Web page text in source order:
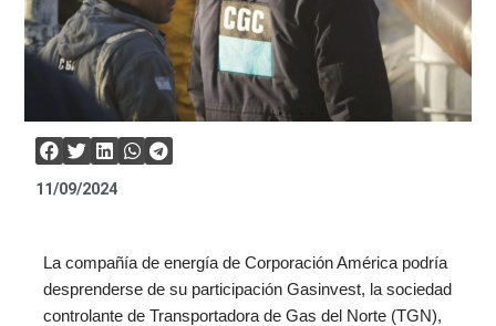
11/09/2024
La compañía de energía de Corporación América podría
desprenderse de su participación Gasinvest, la sociedad
controlante de Transportadora de Gas del Norte (TGN),